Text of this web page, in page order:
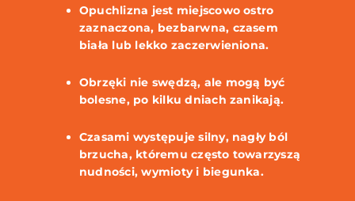
Opuchlizna jest miejscowo ostro
zaznaczona, bezbarwna, czasem
biała lub lekko zaczerwieniona.
Obrzęki nie swędzą, ale mogą być
bolesne, po kilku dniach zanikają.
Czasami występuje silny, nagły ból
brzucha, któremu często towarzyszą
nudności, wymioty i biegunka.